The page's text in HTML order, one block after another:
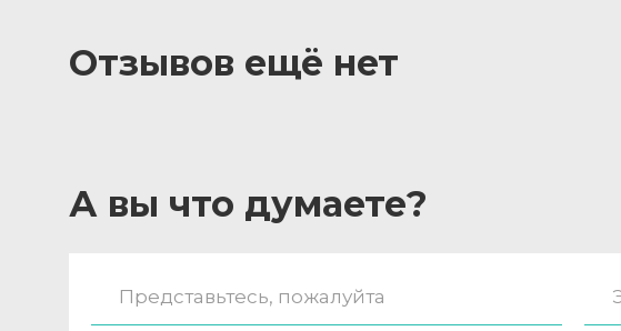
Отзывов ещё нет
А вы что думаете?